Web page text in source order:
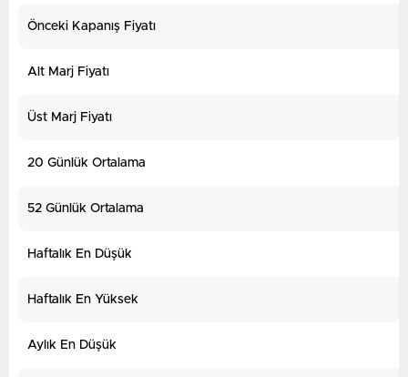
Önceki Kapanış Fiyatı
Alt Marj Fiyatı
Üst Marj Fiyatı
20 Günlük Ortalama
52 Günlük Ortalama
Haftalık En Düşük
Haftalık En Yüksek
Aylık En Düşük